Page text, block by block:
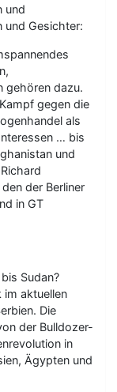
und
und Gesichter:
gehören dazu.
gegen die
als
… bis
und
der Berliner
in GT
Sudan?
im aktuellen
Die
der Bulldozer-
in
Ägypten und